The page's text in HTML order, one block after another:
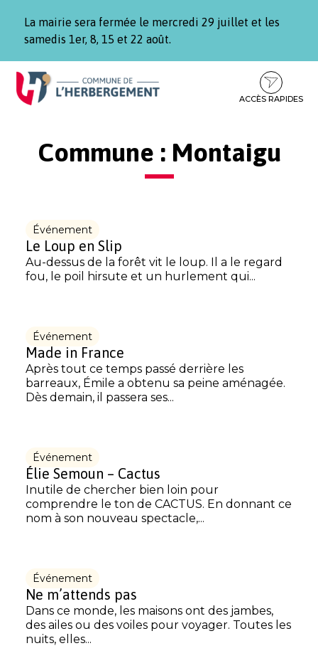
La mairie sera fermée le mercredi 29 juillet et les
samedis 1er, 8, 15 et 22 août.
Aller
Aller
contenu
Aller
pied
ACCÈS RAPIDES
Commune : Montaigu
Événement
Le Loup en Slip
Au-dessus de la forêt vit le loup. Il a le regard
fou, le poil hirsute et un hurlement qui...
Événement
Made in France
Après tout ce temps passé derrière les
barreaux, Émile a obtenu sa peine aménagée.
Dès demain, il passera ses...
Événement
Élie Semoun – Cactus
Inutile de chercher bien loin pour
comprendre le ton de CACTUS. En donnant ce
nom à son nouveau spectacle,...
Événement
Ne m’attends pas
Dans ce monde, les maisons ont des jambes,
des ailes ou des voiles pour voyager. Toutes les
nuits, elles...